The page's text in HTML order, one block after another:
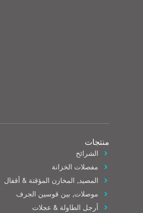
منتجات
الشرائح
مفصلات الخزانة
المصيد, المخازن المؤقتة & أقفال
موصلات, بين قوسين الجرف
أرجل الطاولة & عجلات